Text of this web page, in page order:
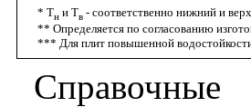
* Тн и Тв - соответственно нижний и
** Определяется по согласованию
*** Для плит повышенной
Справочные